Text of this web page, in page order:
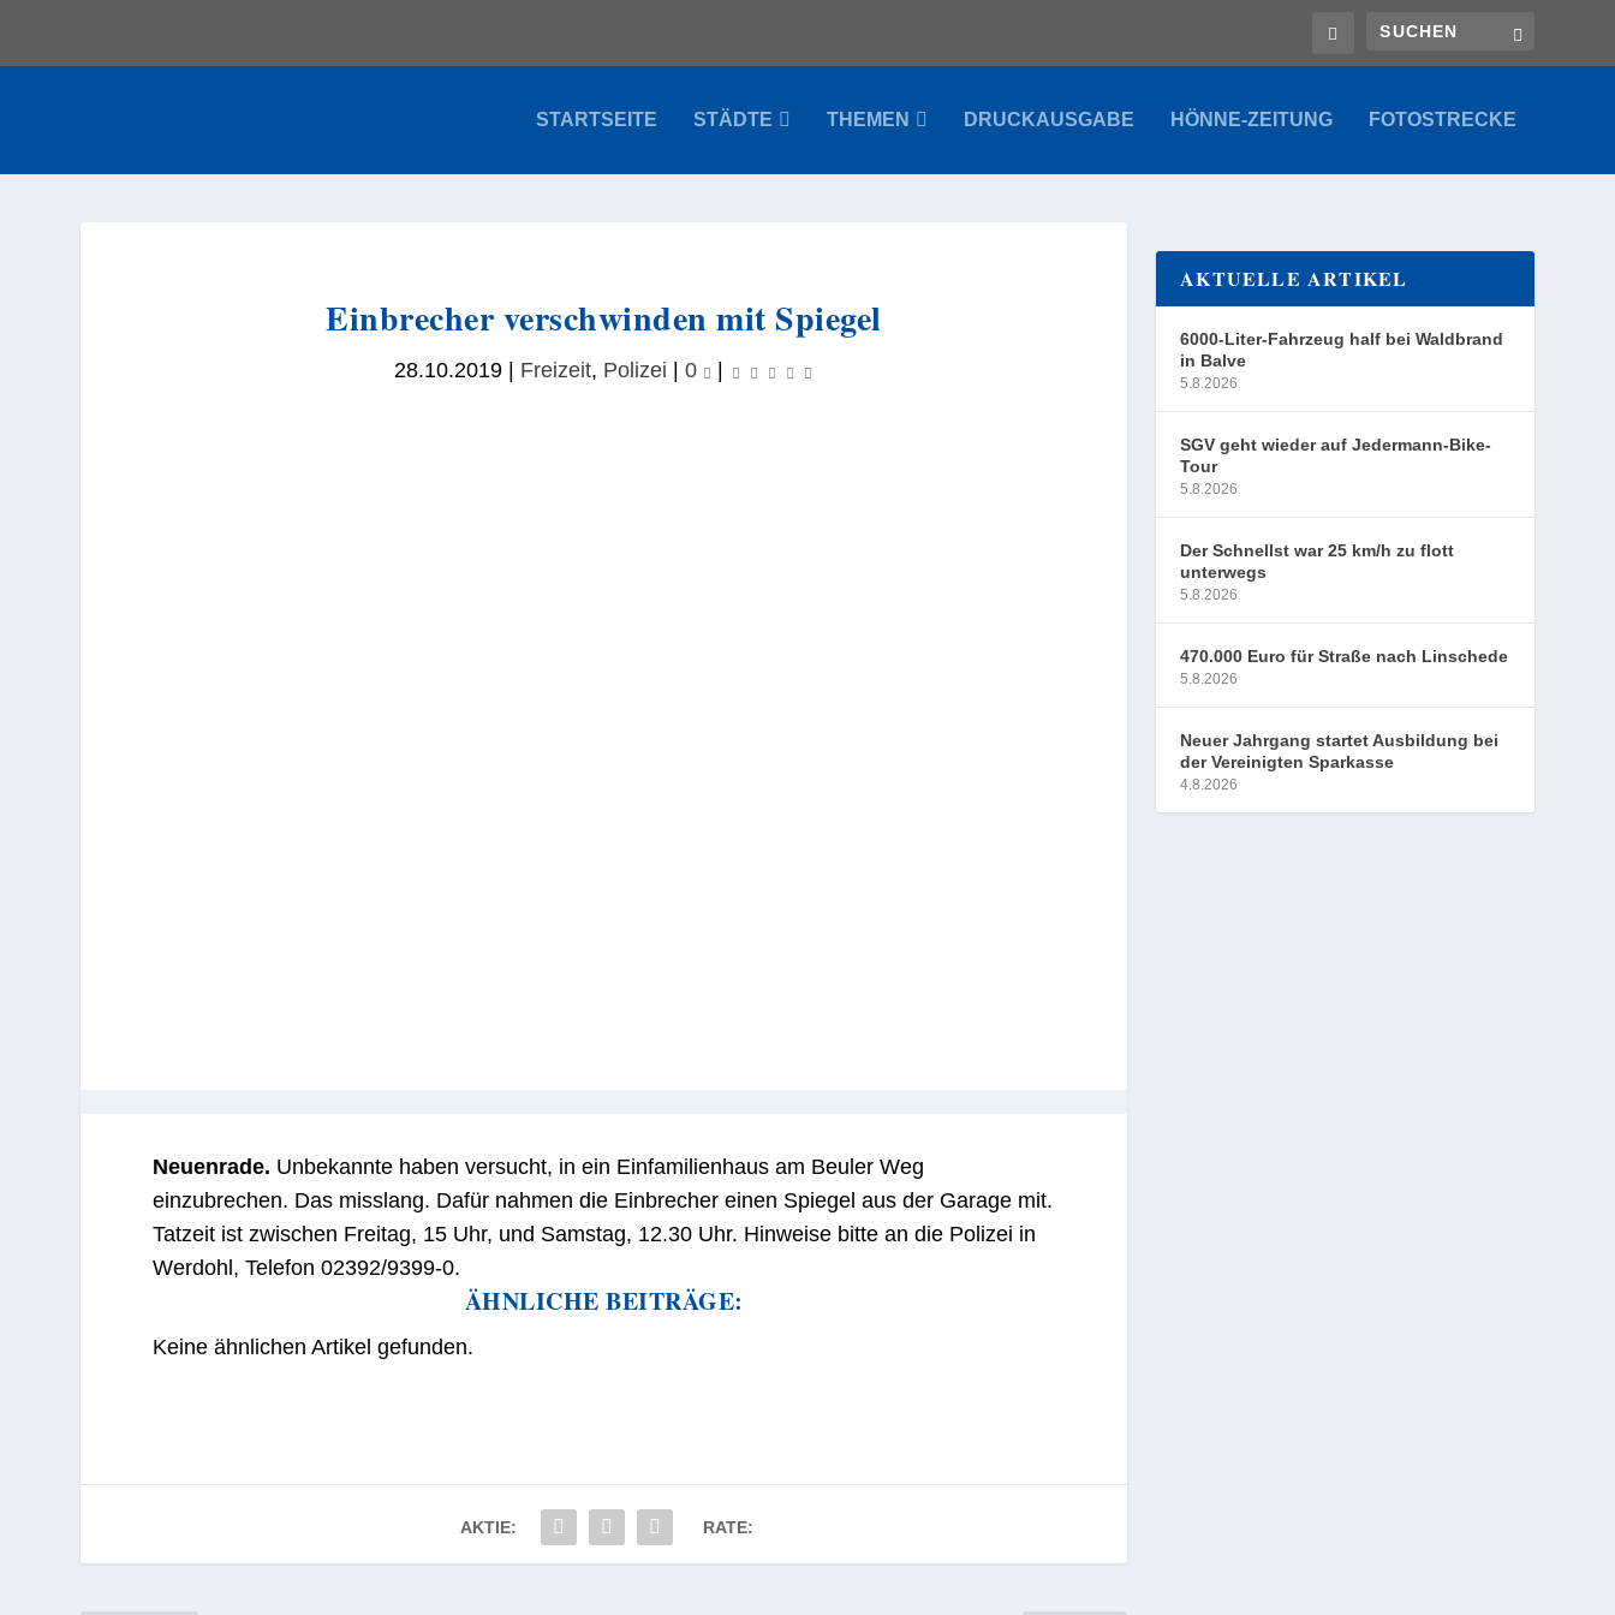
STARTSEITE STÄDTE THEMEN DRUCKAUSGABE HÖNNE-ZEITUNG FOTOSTRECKE
Einbrecher verschwinden mit Spiegel
28.10.2019 Freizeit, Polizei |0
Neuenrade. Unbekannte haben versucht, in ein Einfamilienhaus am Beuler Weg
einzubrechen. Das misslang. Dafür nahmen die Einbrecher einen Spiegel aus der Garage mit.
Tatzeit ist zwischen Freitag, 15 Uhr, und Samstag, 12.30 Uhr. Hinweise bitte an die Polizei in
Werdohl, Telefon 02392/9399-0.
ÄHNLICHE BEITRÄGE:
Keine ähnlichen Artikel gefunden.
AKTIE: RATE:
AKTUELLE ARTIKEL
6000-Liter-Fahrzeug half bei Waldbrand
in Balve
5.8.2026
SGV geht wieder auf Jedermann-Bike-
Tour
5.8.2026
Der Schnellst war 25 km/h zu flott
unterwegs
5.8.2026
470.000 Euro für Straße nach Linschede
5.8.2026
Neuer Jahrgang startet Ausbildung bei
der Vereinigten Sparkasse
4.8.2026